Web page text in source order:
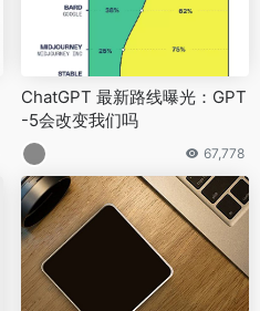
ChatGPT 最新路线曝光：GPT
-5会改变我们吗
67,778